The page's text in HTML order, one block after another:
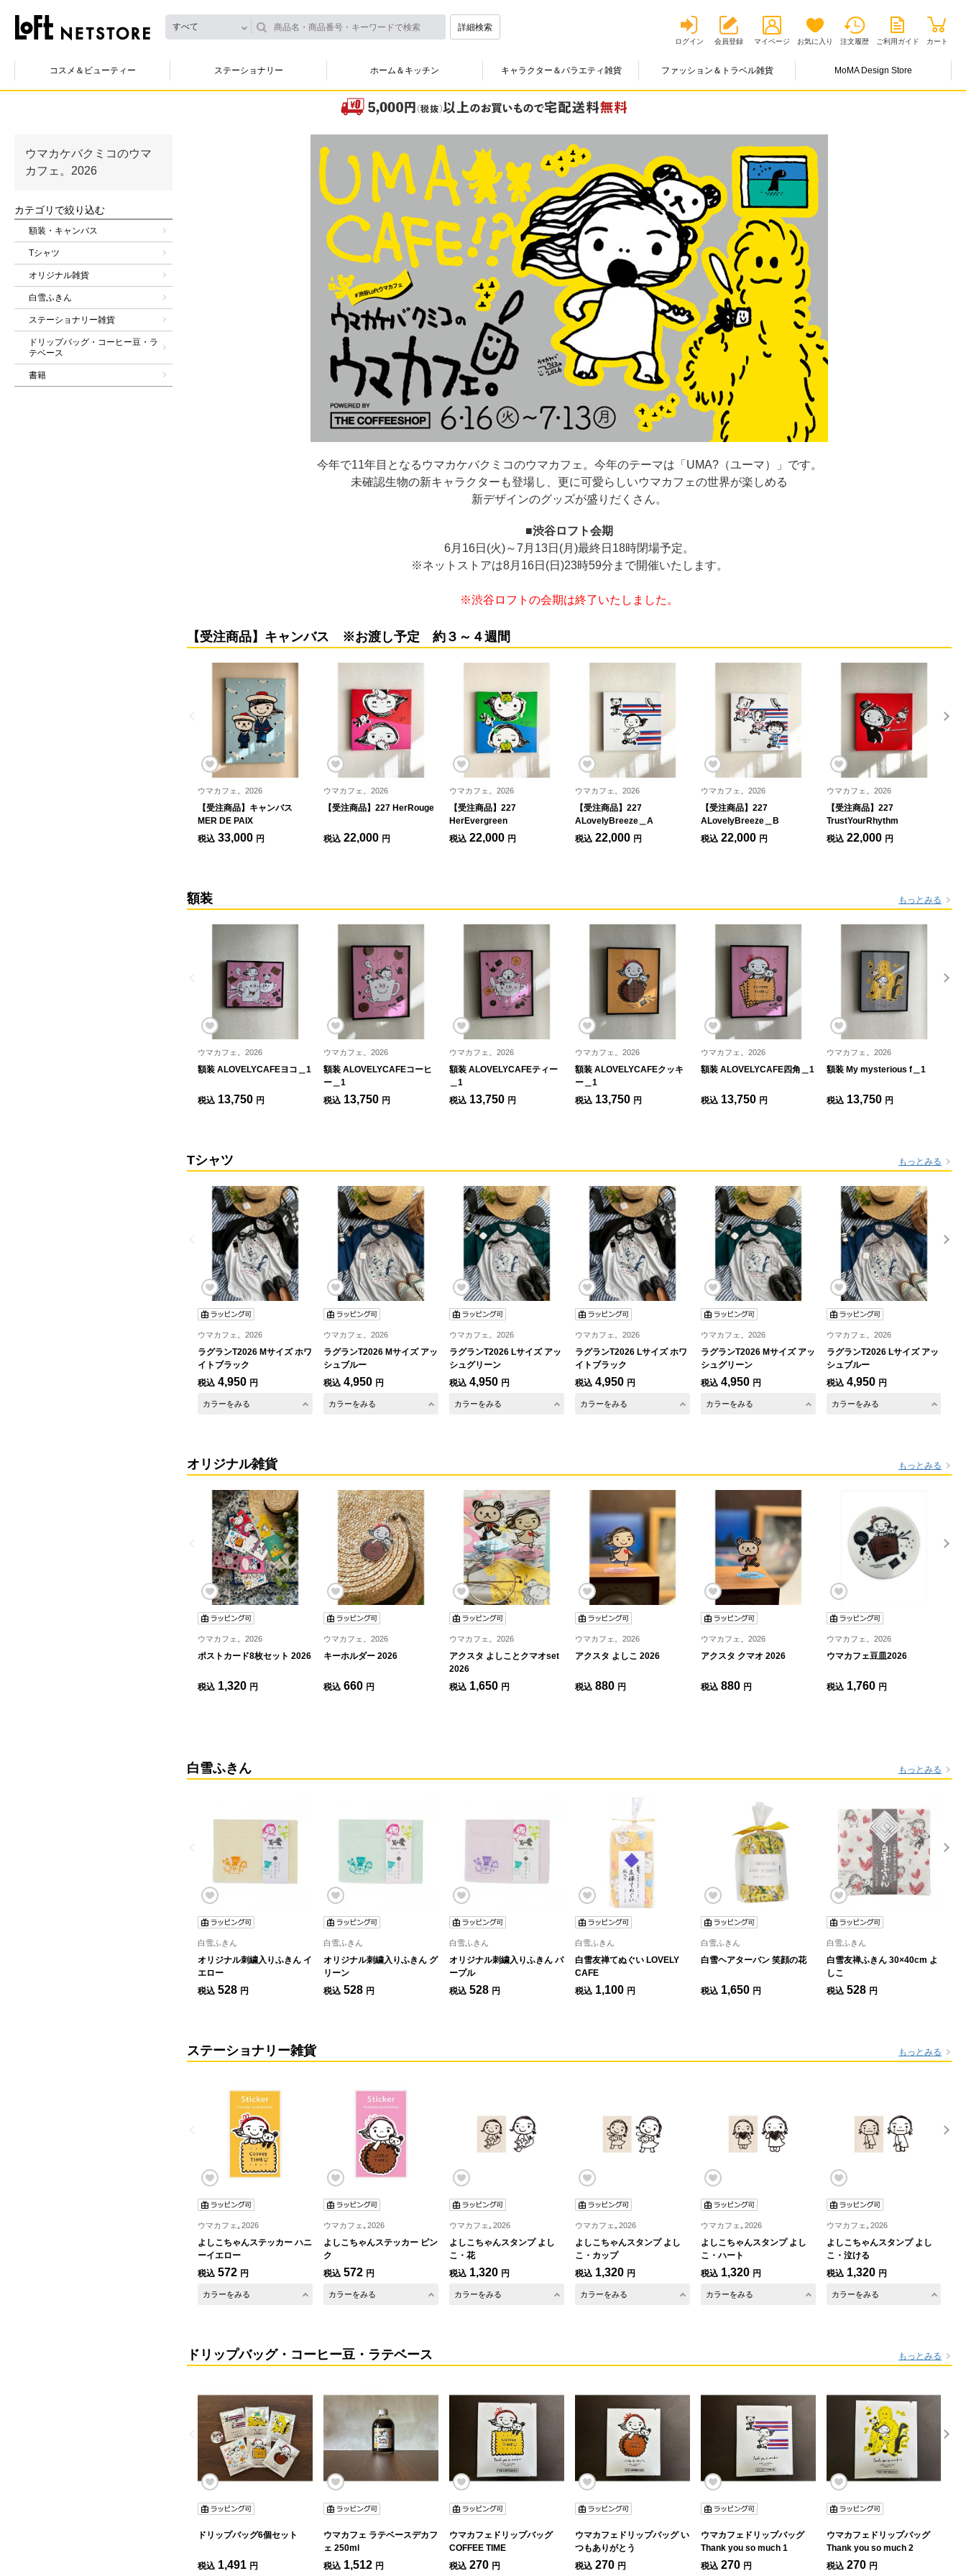
すべて 詳細検索
ログイン 会員登録 マイページ お気に入り 注文履歴 ご利用ガイド カート
コスメ＆ビューティー ステーショナリー ホーム＆キッチン キャラクター＆バラエティ雑貨 ファッション＆トラベル雑貨 MoMA Design Store
ウマカケバクミコのウマ
カフェ。2026
カテゴリで絞り込む
額装・キャンバス
Tシャツ
オリジナル雑貨
白雪ふきん
ステーショナリー雑貨
ドリップバッグ・コーヒー豆・ラ
テベース
書籍
今年で11年目となるウマカケバクミコのウマカフェ。今年のテーマは「UMA?（ユーマ）」です。
未確認生物の新キャラクターも登場し、更に可愛らしいウマカフェの世界が楽しめる
新デザインのグッズが盛りだくさん。
■渋谷ロフト会期
6月16日(火)～7月13日(月)最終日18時閉場予定。
※ネットストアは8月16日(日)23時59分まで開催いたします。
※渋谷ロフトの会期は終了いたしました。
【受注商品】キャンバス ※お渡し予定 約３～４週間
ウマカフェ。2026
【受注商品】キャンバス
MER DE PAIX
税込 33,000 円
ウマカフェ。2026
【受注商品】227 HerRouge
税込 22,000 円
ウマカフェ。2026
【受注商品】227
HerEvergreen
税込 22,000 円
ウマカフェ。2026
【受注商品】227
ALovelyBreeze＿A
税込 22,000 円
ウマカフェ。2026
【受注商品】227
ALovelyBreeze＿B
税込 22,000 円
ウマカフェ。2026
【受注商品】227
TrustYourRhythm
税込 22,000 円
額装 もっとみる
ウマカフェ。2026
額装 ALOVELYCAFEヨコ＿1
税込 13,750 円
ウマカフェ。2026
額装 ALOVELYCAFEコーヒ
ー＿1
税込 13,750 円
ウマカフェ。2026
額装 ALOVELYCAFEティー
＿1
税込 13,750 円
ウマカフェ。2026
額装 ALOVELYCAFEクッキ
ー＿1
税込 13,750 円
ウマカフェ。2026
額装 ALOVELYCAFE四角＿1
税込 13,750 円
ウマカフェ。2026
額装 My mysterious f＿1
税込 13,750 円
Tシャツ もっとみる
ウマカフェ。2026
ラグランT2026 Mサイズ ホワ
イトブラック
税込 4,950 円
カラーをみる
ウマカフェ。2026
ラグランT2026 Mサイズ アッ
シュブルー
税込 4,950 円
カラーをみる
ウマカフェ。2026
ラグランT2026 Lサイズ アッ
シュグリーン
税込 4,950 円
カラーをみる
ウマカフェ。2026
ラグランT2026 Lサイズ ホワ
イトブラック
税込 4,950 円
カラーをみる
ウマカフェ。2026
ラグランT2026 Mサイズ アッ
シュグリーン
税込 4,950 円
カラーをみる
ウマカフェ。2026
ラグランT2026 Lサイズ アッ
シュブルー
税込 4,950 円
カラーをみる
オリジナル雑貨 もっとみる
ウマカフェ。2026
ポストカード8枚セット 2026
税込 1,320 円
ウマカフェ。2026
キーホルダー 2026
税込 660 円
ウマカフェ。2026
アクスタ よしことクマオset
2026
税込 1,650 円
ウマカフェ。2026
アクスタ よしこ 2026
税込 880 円
ウマカフェ。2026
アクスタ クマオ 2026
税込 880 円
ウマカフェ。2026
ウマカフェ豆皿2026
税込 1,760 円
白雪ふきん もっとみる
白雪ふきん
オリジナル刺繍入りふきん イ
エロー
税込 528 円
白雪ふきん
オリジナル刺繍入りふきん グ
リーン
税込 528 円
白雪ふきん
オリジナル刺繍入りふきん パ
ープル
税込 528 円
白雪ふきん
白雪友禅てぬぐい LOVELY
CAFE
税込 1,100 円
白雪ふきん
白雪ヘアターバン 笑顔の花
税込 1,650 円
白雪ふきん
白雪友禅ふきん 30×40cm よ
しこ
税込 528 円
ステーショナリー雑貨 もっとみる
ウマカフェ｡2026
よしこちゃんステッカー ハニ
ーイエロー
税込 572 円
カラーをみる
ウマカフェ｡2026
よしこちゃんステッカー ピン
ク
税込 572 円
カラーをみる
ウマカフェ｡2026
よしこちゃんスタンプ よし
こ・花
税込 1,320 円
カラーをみる
ウマカフェ｡2026
よしこちゃんスタンプ よし
こ・カップ
税込 1,320 円
カラーをみる
ウマカフェ｡2026
よしこちゃんスタンプ よし
こ・ハート
税込 1,320 円
カラーをみる
ウマカフェ｡2026
よしこちゃんスタンプ よし
こ・泣ける
税込 1,320 円
カラーをみる
ドリップバッグ・コーヒー豆・ラテベース もっとみる
ドリップバッグ6個セット
税込 1,491 円
ウマカフェ ラテベースデカフ
ェ 250ml
税込 1,512 円
ウマカフェドリップバッグ
COFFEE TIME
税込 270 円
ウマカフェドリップバッグ い
つもありがとう
税込 270 円
ウマカフェドリップバッグ
Thank you so much 1
税込 270 円
ウマカフェドリップバッグ
Thank you so much 2
税込 270 円